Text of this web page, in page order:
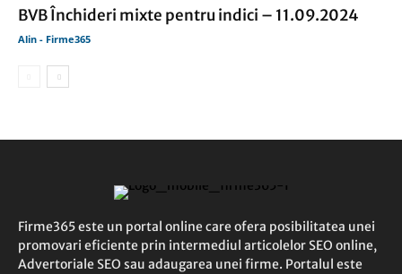
BVB Închideri mixte pentru indici – 11.09.2024
Alin - Firme365
Firme365 este un portal online care ofera posibilitatea unei
promovari eficiente prin intermediul articolelor SEO online,
Advertoriale SEO sau adaugarea unei firme. Portalul este